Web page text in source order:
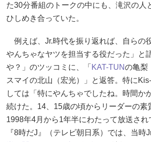
た30分番組のトークの中にも、滝沢の人
ひしめき合っていた。
例えば、Jr.時代を振り返れば、自らの
やんちゃなヤツを担当する役だった」と
や？」のツッコミに、「 KAT-TUNの亀梨
スマイの北山（宏光）」と返答。特に
しては「特にやんちゃでしたね。時間か
続けた。14、15歳の頃からリーダーの素
1998年4月から1年半にわたって放送され
『8時だJ』（テレビ朝日系）では、当時